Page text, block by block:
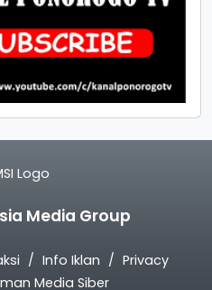
Media Group
Info Iklan
Privacy
Media Siber